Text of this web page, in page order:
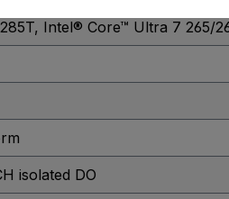
, Intel® Core™ Ultra 7 265/
isolated DO